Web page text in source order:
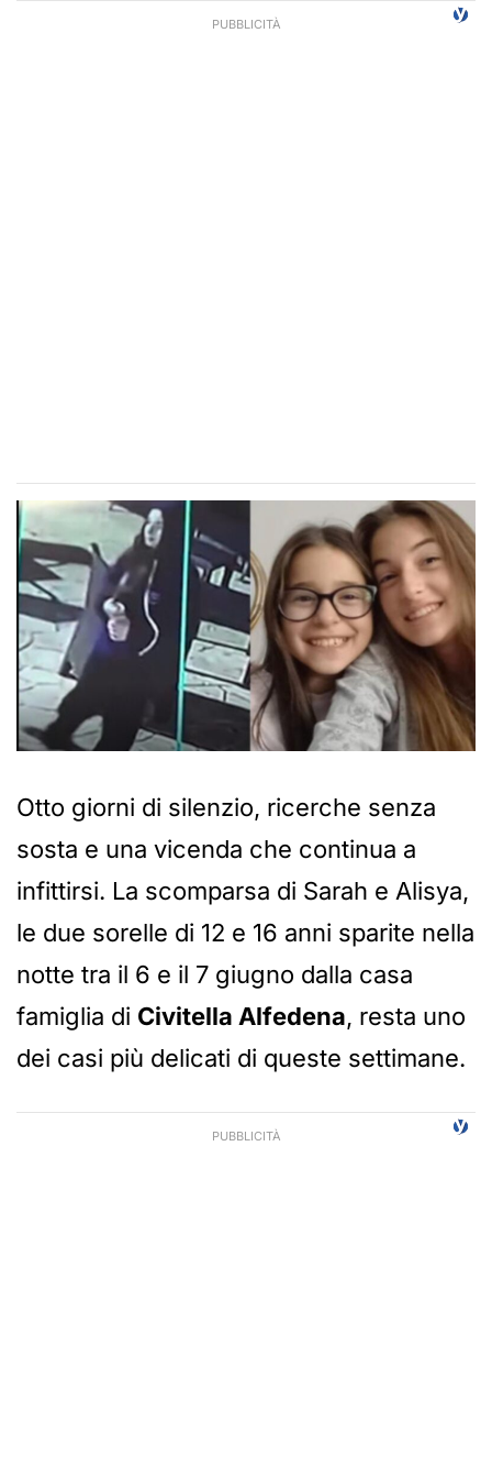
Otto giorni di silenzio, ricerche senza
sosta e una vicenda che continua a
infittirsi. La scomparsa di Sarah e Alisya,
le due sorelle di 12 e 16 anni sparite nella
notte tra il 6 e il 7 giugno dalla casa
famiglia di Civitella Alfedena, resta uno
dei casi più delicati di queste settimane.